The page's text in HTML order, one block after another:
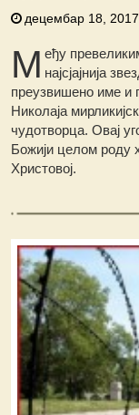
децембар 18, 2017
М еђу
најсјајнија
преузвишено име и
Николаја
чудотворца. Овај
Божији целом роду
Христовој.